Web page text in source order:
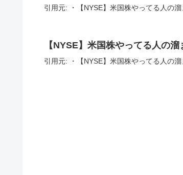
引用元: ・【NYSE】米国株やってる人の溜
【NYSE】米国株やってる人の
引用元: ・【NYSE】米国株やってる人の溜